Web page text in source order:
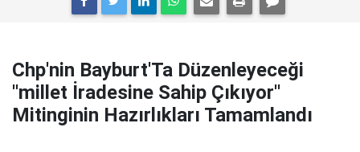
Chp'nin Bayburt'Ta Düzenleyeceği
''millet İradesine Sahip Çıkıyor''
Mitinginin Hazırlıkları Tamamlandı